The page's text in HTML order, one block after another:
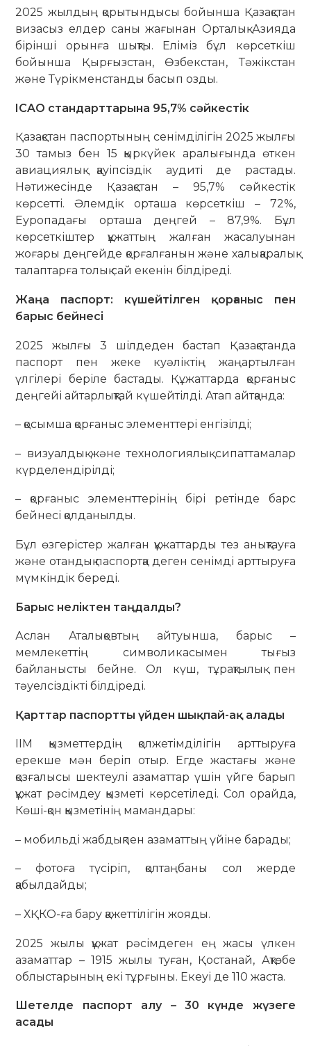
2025 жылдың қорытындысы бойынша Қазақстан
визасыз елдер саны жағынан Орталық Азияда
бірінші орынға шықты. Еліміз бұл көрсеткіш
бойынша Қырғызстан, Өзбекстан, Тәжікстан
және Түрікменстанды басып озды.
ICAO стандарттарына 95,7% сәйкестік
Қазақстан паспортының сенімділігін 2025 жылғы
30 тамыз бен 15 қыркүйек аралығында өткен
авиациялық қауіпсіздік аудиті де растады.
Нәтижесінде Қазақстан – 95,7% сәйкестік
көрсетті. Әлемдік орташа көрсеткіш – 72%,
Еуропадағы орташа деңгей – 87,9%. Бұл
көрсеткіштер құжаттың жалған жасалуынан
жоғары деңгейде қорғалғанын және халықаралық
талаптарға толық сай екенін білдіреді.
Жаңа паспорт: күшейтілген қорғаныс пен
барыс бейнесі
2025 жылғы 3 шілдеден бастап Қазақстанда
паспорт пен жеке куәліктің жаңартылған
үлгілері беріле бастады. Құжаттарда қорғаныс
деңгейі айтарлықтай күшейтілді. Атап айтқанда:
– қосымша қорғаныс элементтері енгізілді;
– визуалдық және технологиялық сипаттамалар
күрделендірілді;
– қорғаныс элементтерінің бірі ретінде барс
бейнесі қолданылды.
Бұл өзгерістер жалған құжаттарды тез анықтауға
және отандық паспортқа деген сенімді арттыруға
мүмкіндік береді.
Барыс неліктен таңдалды?
Аслан Аталықовтың айтуынша, барыс –
мемлекеттің символикасымен тығыз
байланысты бейне. Ол күш, тұрақтылық пен
тәуелсіздікті білдіреді.
Қарттар паспортты үйден шықпай-ақ алады
ІІМ қызметтердің қолжетімділігін арттыруға
ерекше мән беріп отыр. Егде жастағы және
қозғалысы шектеулі азаматтар үшін үйге барып
құжат рәсімдеу қызметі көрсетіледі. Сол орайда,
Көші-қон қызметінің мамандары:
– мобильді жабдықпен азаматтың үйіне барады;
– фотоға түсіріп, қолтаңбаны сол жерде
қабылдайды;
– ХҚКО-ға бару қажеттілігін жояды.
2025 жылы құжат рәсімдеген ең жасы үлкен
азаматтар – 1915 жылы туған, Қостанай, Ақтөбе
облыстарының екі тұрғыны. Екеуі де 110 жаста.
Шетелде паспорт алу – 30 күнде жүзеге
асады